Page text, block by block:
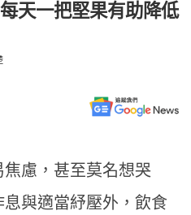
天一把堅果有助降低
慮，甚至莫名想哭
與適當紓壓外，飲食